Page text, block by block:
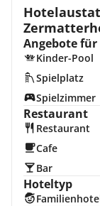
Angebote
Kinder-Pool
Spielplatz
Spielzimmer
Restaurant
Restaurant
Cafe
Bar
Hoteltyp